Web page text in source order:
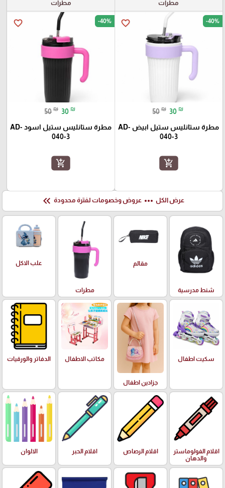
مطرات
favorite_border -40%
50 ₪ 30 ₪
مطرة ستانليس ستيل ابيض AD-
040-3
add_shopping_cart
مطرات
favorite_border -40%
50 ₪ 30 ₪
مطرة ستانليس ستيل اسود AD-
040-3
add_shopping_cart
عرض الكل more_horiz عروض وخصومات لفترة محدودة keyboard_double_arrow_left
شنط مدرسية
مقالم
مطرات
علب الاكل
سكيت اطفال
جزادين اطفال
مكاتب الاطفال الدفاتر والورقيات
اقلام الفولوماستر
والدهان
اقلام الرصاص اقلام الحبر الالوان